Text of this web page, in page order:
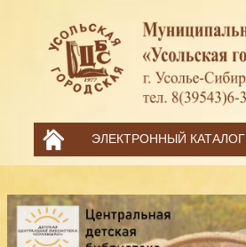
ЭЛЕКТРОННЫЙ КАТАЛОГ